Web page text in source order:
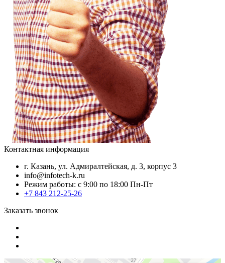
Контактная информация
г. Казань, ул. Адмиралтейская, д. 3, корпус 3
info@infotech-k.ru
Режим работы: с 9:00 по 18:00 Пн-Пт
+7 843 212-25-26
Заказать звонок